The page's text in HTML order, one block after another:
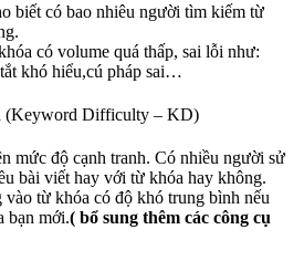
biết có bao nhiêu người tìm kiếm từ
có volume quá thấp, sai lỗi như:
khó hiểu,cú pháp sai…
(Keyword Difficulty – KD)
mức độ cạnh tranh. Có nhiều người sử
bài viết hay với từ khóa hay không.
vào từ khóa có độ khó trung bình nếu
bạn mới.( bổ sung thêm các công cụ